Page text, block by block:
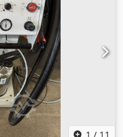
toepassingsgebied en
zijn de
van de
voor maximale
en series en voor hoge
ProTec is
van
leuningen,
werkbladen,
sjablonen, enz. Zo
6 bar
Solingen